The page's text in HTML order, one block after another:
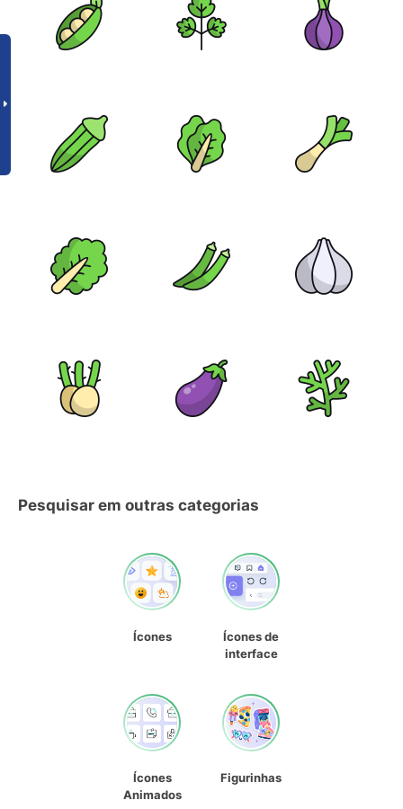
Pesquisar em outras categorias
Ícones
Ícones de
interface
Ícones
Animados
Figurinhas